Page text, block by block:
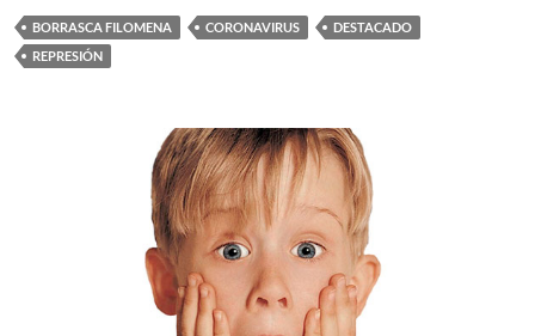
BORRASCA FILOMENA CORONAVIRUS
DESTACADO
REPRESIÓN